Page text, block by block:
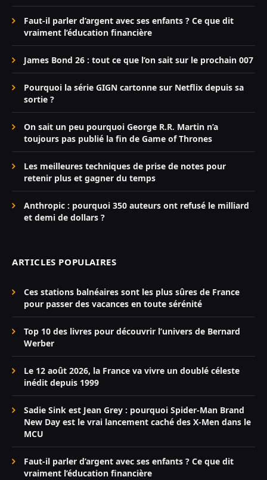
Faut-il parler d’argent avec ses enfants ? Ce que dit
vraiment l’éducation financière
James Bond 26 : tout ce que l’on sait sur le prochain 007
Pourquoi la série GIGN cartonne sur Netflix depuis sa
sortie ?
On sait un peu pourquoi George R.R. Martin n’a
toujours pas publié la fin de Game of Thrones
Les meilleures techniques de prise de notes pour
retenir plus et gagner du temps
Anthropic : pourquoi 350 auteurs ont refusé le milliard
et demi de dollars ?
ARTICLES POPULAIRES
Ces stations balnéaires sont les plus sûres de France
pour passer des vacances en toute sérénité
Top 10 des livres pour découvrir l’univers de Bernard
Werber
Le 12 août 2026, la France va vivre un doublé céleste
inédit depuis 1999
Sadie Sink est Jean Grey : pourquoi Spider-Man Brand
New Day est le vrai lancement caché des X-Men dans le
MCU
Faut-il parler d’argent avec ses enfants ? Ce que dit
vraiment l’éducation financière